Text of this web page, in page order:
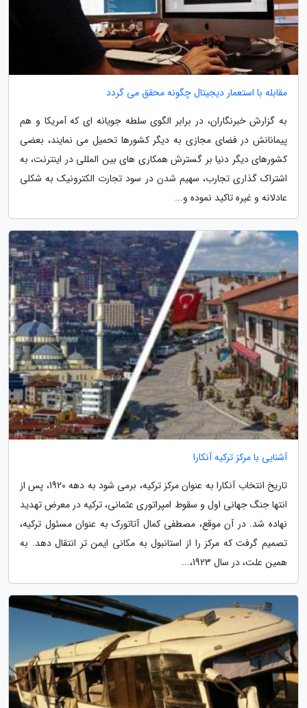
مقابله با استعمار دیجیتال چگونه محقق می گردد
به گزارش خبرنگاران، در برابر الگوی سلطه جویانه ای که آمریکا و هم
پیمانانش در فضای مجازی به دیگر کشورها تحمیل می نمایند، بعضی
کشورهای دیگر دنیا بر گسترش همکاری های بین المللی در اینترنت، به
اشتراک گذاری تجارب، سهیم شدن در سود تجارت الکترونیک به شکلی
عادلانه و غیره تاکید نموده و...
آشنایی با مرکز ترکیه آنکارا
تاریخ انتخاب آنکارا به عنوان مرکز ترکیه، برمی شود به دهه 1920، پس از
انتها جنگ جهانی اول و سقوط امپراتوری عثمانی، ترکیه در معرض تهدید
نهاده شد. در آن موقع، مصطفی کمال آتاتورک به عنوان مسئول ترکیه،
تصمیم گرفت که مرکز را از استانبول به مکانی ایمن تر انتقال دهد. به
همین علت، در سال 1923،...